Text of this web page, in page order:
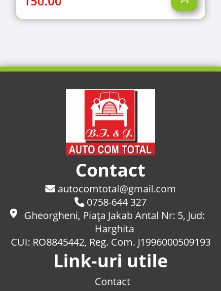
Contact
autocomtotal@gmail.com
0758-644 327
Gheorgheni, Piaţa Jakab Antal Nr: 5, Jud:
Harghita
CUI: RO8845442, Reg. Com. J1996000509193
Link-uri utile
Contact